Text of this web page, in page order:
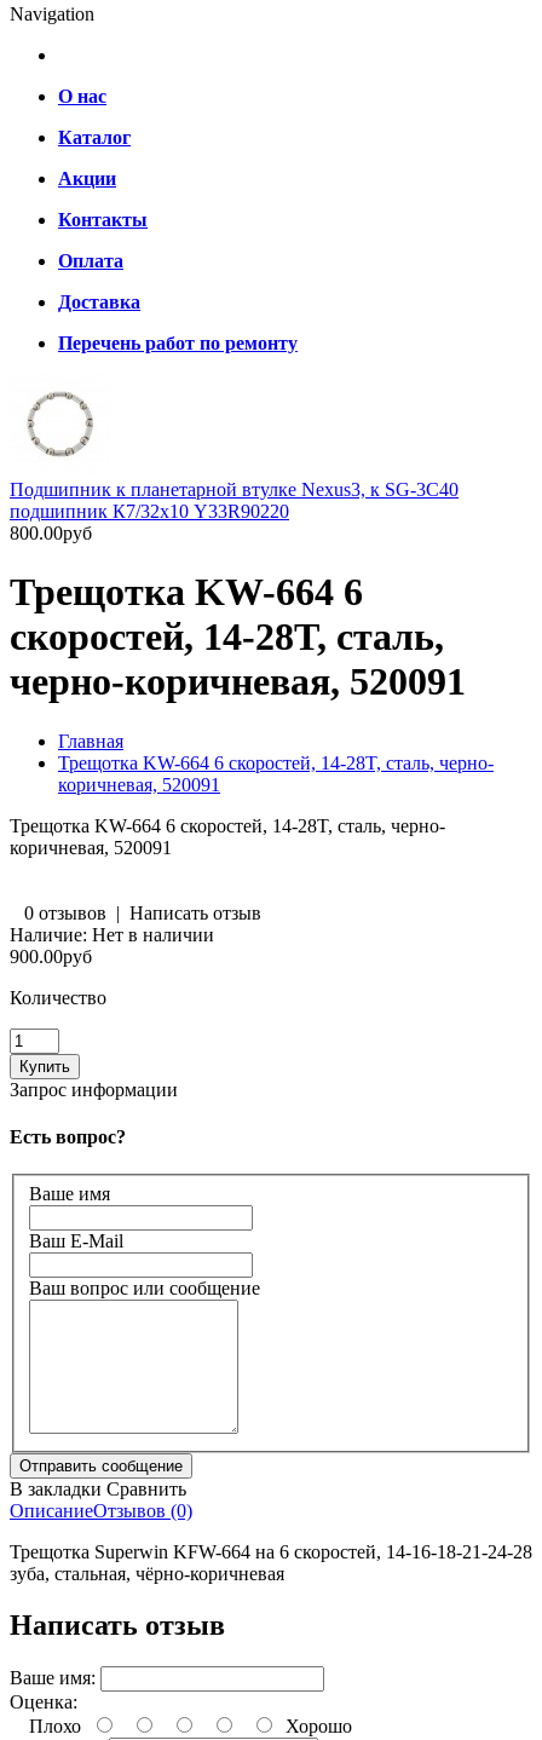
Navigation
О нас
Каталог
Акции
Контакты
Оплата
Доставка
Перечень работ по ремонту
Подшипник к планетарной втулке Nexus3, к SG-3C40
подшипник К7/32х10 Y33R90220
800.00руб
Трещотка KW-664 6
скоростей, 14-28T, сталь,
черно-коричневая, 520091
Главная
Трещотка KW-664 6 скоростей, 14-28T, сталь, черно-
коричневая, 520091
Трещотка KW-664 6 скоростей, 14-28T, сталь, черно-
коричневая, 520091
0 отзывов | Написать отзыв
Наличие: Нет в наличии
900.00руб
Количество
Запрос информации
Есть вопрос?
Ваше имя
Ваш E-Mail
Ваш вопрос или сообщение
В закладки Сравнить
ОписаниеОтзывов (0)
Трещотка Superwin KFW-664 на 6 скоростей, 14-16-18-21-24-28
зуба, стальная, чёрно-коричневая
Написать отзыв
Ваше имя:
Оценка:
Плохо
Хорошо